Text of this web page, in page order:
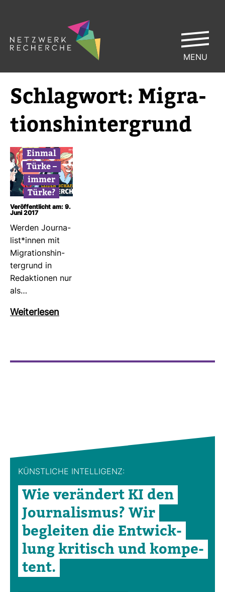
Schlag­wort: Migra­
ti­ons­hin­ter­grund
Einmal
Türke –
immer
Türke?
Veröffentlicht am: 9.
Juni 2017
Werden Jour­na­
list*innen mit
Migra­ti­ons­hin­
ter­grund in
Redak­tionen nur
als…
Wei­ter­lesen
KÜNST­LICHE INTEL­LI­GENZ:
Wie ver­än­dert KI den
Jour­na­lismus? Wir
begleiten die Ent­wick­
lung kri­tisch und kom­pe­
tent.
MENU